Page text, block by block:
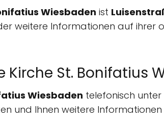
Wiesbaden ist
weitere Informationen auf ihrer
St. Bonifatius
Wiesbaden telefonisch
und Ihnen weitere Informationen